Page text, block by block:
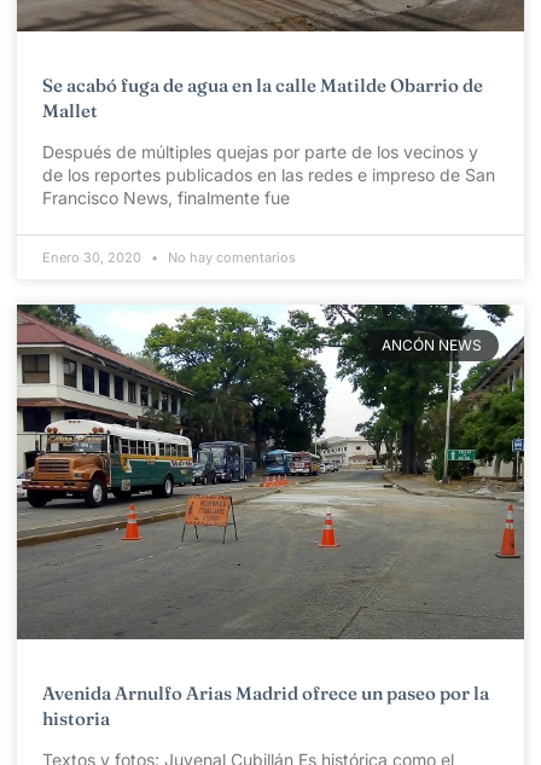
Se acabó fuga de agua en la calle Matilde Obarrio de
Mallet
Después de múltiples quejas por parte de los vecinos y
de los reportes publicados en las redes e impreso de San
Francisco News, finalmente fue
Enero 30, 2020 No hay comentarios
ANCÓN NEWS
Avenida Arnulfo Arias Madrid ofrece un paseo por la
historia
Textos y fotos: Juvenal Cubillán Es histórica como el